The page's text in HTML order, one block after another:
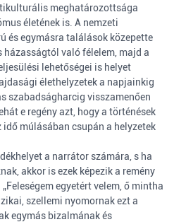
meghatározottsága
életének is. A nemzeti
és egymásra találások közepette
házasságtól való félelem, majd a
lehetőségei is helyet
élethelyzetek a napjainkig
szabadságharcig visszamenően
e regény azt, hogy a történések
múlásában csupán a helyzetek
a narrátor számára, s ha
akkor is ezek képezik a remény
egyetért velem, ő mintha
szellemi nyomornak ezt a
egymás bizalmának és